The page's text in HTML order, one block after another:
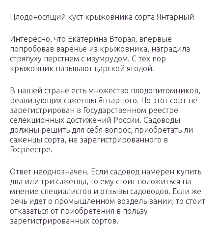
Плодоносящий куст крыжовника сорта Янтарный
Интересно, что Екатерина Вторая, впервые
попробовав варенье из крыжовника, наградила
стряпуху перстнем с изумрудом. С тех пор
крыжовник называют царской ягодой.
В нашей стране есть множество плодопитомников,
реализующих саженцы Янтарного. Но этот сорт не
зарегистрирован в Государственном реестре
селекционных достижений России. Садоводы
должны решить для себя вопрос, приобретать ли
саженцы сорта, не зарегистрированного в
Госреестре.
Ответ неоднозначен. Если садовод намерен купить
два или три саженца, то ему стоит положиться на
мнение специалистов и отзывы садоводов. Если же
речь идёт о промышленном возделывании, то стоит
отказаться от приобретения в пользу
зарегистрированных сортов.